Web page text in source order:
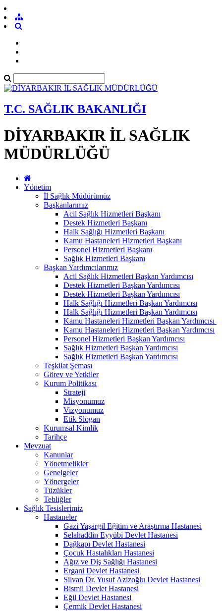
T.C. SAĞLIK BAKANLIĞI
DİYARBAKIR İL SAĞLIK
MÜDÜRLÜĞÜ
Yönetim
İl Sağlık Müdürümüz
Başkanlarımız
Acil Sağlık Hizmetleri Başkanı
Destek Hizmetleri Başkanı
Halk Sağlığı Hizmetleri Başkanı
Kamu Hastaneleri Hizmetleri Başkanı
Personel Hizmetleri Başkanı
Sağlık Hizmetleri Başkanı
Başkan Yardımcılarımız
Acil Sağlık Hizmetleri Başkan Yardımcısı
Destek Hizmetleri Başkan Yardımcısı
Destek Hizmetleri Başkan Yardımcısı
Halk Sağlığı Hizmetleri Başkan Yardımcısı
Halk Sağlığı Hizmetleri Başkan Yardımcısı
Kamu Hastaneleri Hizmetleri Başkan Yardımcısı ​
Kamu Hastaneleri Hizmetleri Başkan Yardımcısı
Personel Hizmetleri Başkan Yardımcısı
Sağlık Hizmetleri Başkan Yardımcısı
Sağlık Hizmetleri Başkan Yardımcısı
Teşkilat Şeması
Görev ve Yetkiler
Kurum Politikası
Strateji
Misyonumuz
Vizyonumuz
Etik Slogan
Kurumsal Kimlik
Tarihçe
Mevzuat
Kanunlar
Yönetmelikler
Genelgeler
Yönergeler
Tüzükler
Tebliğler
Sağlık Tesislerimiz
Hastaneler
Gazi Yaşargil Eğitim ve Araştırma Hastanesi
Selahaddin Eyyübi Devlet Hastanesi
Dağkapı Devlet Hastanesi
Çocuk Hastalıkları Hastanesi
Ağız ve Diş Sağlığı Hastanesi
Ergani Devlet Hastanesi
Silvan Dr. Yusuf Azizoğlu Devlet Hastanesi
Bismil Devlet Hastanesi
Eğil Devlet Hastanesi
Çermik Devlet Hastanesi